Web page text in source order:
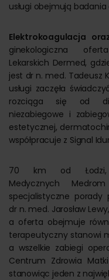
usługi obejmują
Elektrokoagulacja
ginekologiczna
Lekarskich Dermed,
jest dr n. med. Tadeusz
usługi zaczęła
rozciąga się od
niezabiegowe i
estetycznej,
współpracuje z Signal
70 km od Łodzi,
Medycznych
specjalistyczne porady
dr n. med. Jarosław
a oferta obejmuje
terapeutyczny stanowi
a wszelkie zabiegi
Centrum Zdrowia
stanowiąc jeden z